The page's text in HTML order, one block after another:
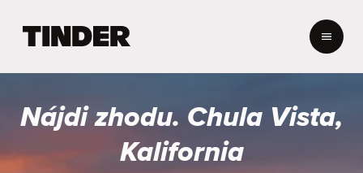
s
á
Nájdi zhodu. Chula Vista,
Kalifornia